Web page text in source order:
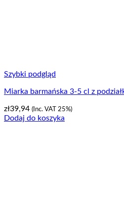
Szybki podgląd
Miarka barmańska 3-5 cl z
zł39,94 (Inc. VAT 25%)
Dodaj do koszyka